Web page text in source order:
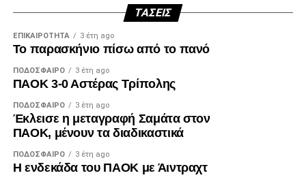
ΤΆΣΕΙΣ
ΕΠΙΚΑΙΡΌΤΗΤΑ 3 έτη ago
Το παρασκήνιο πίσω από το πανό
ΠΟΔΌΣΦΑΙΡΟ 3 έτη ago
ΠΑΟΚ 3-0 Αστέρας Τρίπολης
ΠΟΔΌΣΦΑΙΡΟ 3 έτη ago
Έκλεισε η μεταγραφή Σαμάτα στον
ΠΑΟΚ, μένουν τα διαδικαστικά
ΠΟΔΌΣΦΑΙΡΟ 3 έτη ago
Η ενδεκάδα του ΠΑΟΚ με Άιντραχτ